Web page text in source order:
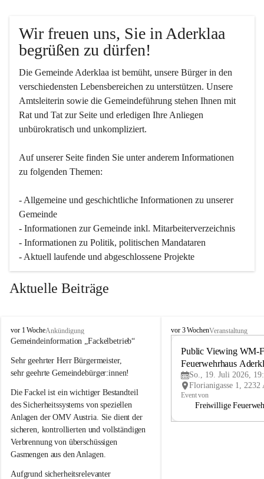
Wir freuen uns, Sie in Aderklaa
begrüßen zu dürfen!
Die Gemeinde Aderklaa ist bemüht, unsere Bürger in den
verschiedensten Lebensbereichen zu unterstützen. Unsere
Amtsleiterin sowie die Gemeindeführung stehen Ihnen mit
Rat und Tat zur Seite und erledigen Ihre Anliegen
unbürokratisch und unkompliziert.
Auf unserer Seite finden Sie un­ter an­de­rem Informationen
zu folgenden Themen:
- Allgemeine und geschichtliche Informationen zu unserer
Gemeinde
- Informationen zur Gemeinde inkl. Mitarbeiterverzeichnis
- Informationen zu Politik, politischen Mandataren
- Aktuell laufende und abgeschlossene Projekte
Aktuelle Beiträge
A
d
r
k
a
a
vor 1 WocheAnkündigung
Gemeindeinformation „Fackelbetrieb“
Sehr geehrter Herr Bürgermeister,
sehr geehrte Gemeindebürger:innen!
Die Fackel ist ein wichtiger Bestandteil
des Sicherheitssystems von speziellen
Anlagen der OMV Austria. Sie dient der
sicheren, kontrollierten und vollständigen
Verbrennung von überschüssigen
Gasmengen aus den Anlagen.
Aufgrund sicherheitsrelevanter
A
vor 3 WochenVeranstaltung
Public Viewing WM-
Feuerwehrhaus
So., 19. Juli 2026,
Event von
Freiwillige